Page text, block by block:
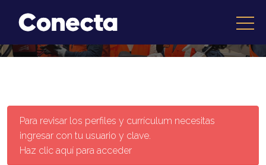
Para revisar los perfiles y currículum necesitas
ingresar con tu usuario y clave.
Haz clic aquí para acceder